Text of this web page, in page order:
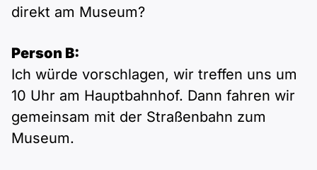
direkt am Museum?
Person B:
Ich würde vorschlagen, wir treffen uns um
10 Uhr am Hauptbahnhof. Dann fahren wir
gemeinsam mit der Straßenbahn zum
Museum.